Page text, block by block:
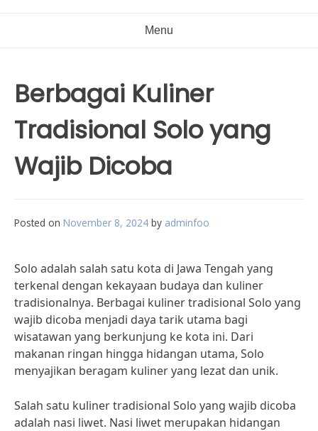
Menu
Berbagai Kuliner
Tradisional Solo yang
Wajib Dicoba
Posted on November 8, 2024 by adminfoo
Solo adalah salah satu kota di Jawa Tengah yang
terkenal dengan kekayaan budaya dan kuliner
tradisionalnya. Berbagai kuliner tradisional Solo yang
wajib dicoba menjadi daya tarik utama bagi
wisatawan yang berkunjung ke kota ini. Dari
makanan ringan hingga hidangan utama, Solo
menyajikan beragam kuliner yang lezat dan unik.
Salah satu kuliner tradisional Solo yang wajib dicoba
adalah nasi liwet. Nasi liwet merupakan hidangan